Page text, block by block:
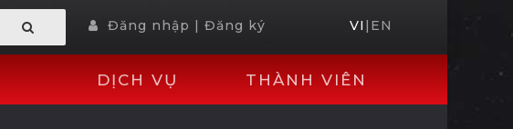
Đăng nhập | Đăng ký VI | EN
DỊCH VỤ THÀNH VIÊN